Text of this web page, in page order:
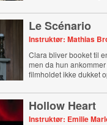
Le Scénario
Instruktør: Mathias
Clara bliver booket til
men da hun
filmholdet ikke dukket
Hollow Heart
Instruktør: Emilie